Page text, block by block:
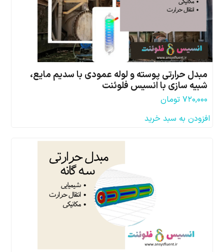
مبدل حرارتی پوسته و لوله عمودی با سدیم مایع،
شبیه سازی با انسیس فلوئنت
۷۲۰,۰۰۰ تومان
افزودن به سبد خرید